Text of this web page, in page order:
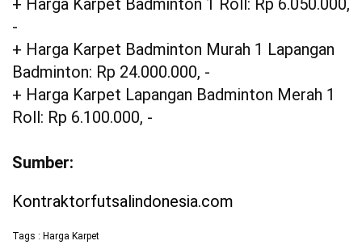
+ Harga Karpet Badminton 1 Roll: Rp 6.050.000,
-
+ Harga Karpet Badminton Murah 1 Lapangan
Badminton: Rp 24.000.000, -
+ Harga Karpet Lapangan Badminton Merah 1
Roll: Rp 6.100.000, -
Sumber:
Kontraktorfutsalindonesia.com
Tags : Harga Karpet